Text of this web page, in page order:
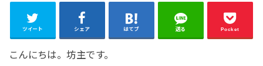
ツイート シェア はてブ 送る Pocket
こんにちは。坊主です。